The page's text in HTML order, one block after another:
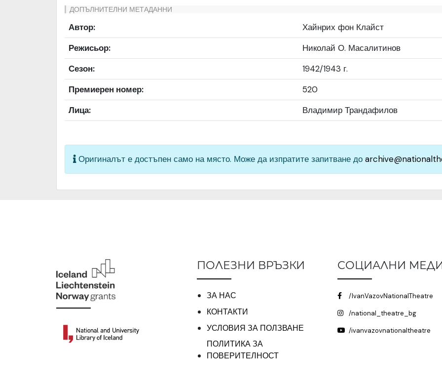
Права за ползване
Предоставяща страна
България
Качество на изображението
Средно
Институция
Народен театър „Иван Вазов“, гр. София, България
ДОПЪЛНИТЕЛНИ МЕТАДАННИ
Автор:
Хайнрих фон Клайст
Режисьор:
Николай О. Масалитинов
Сезон:
1942/1943 г.
Премиерен номер:
520
Лица:
Владимир Трандафилов
Оригиналът е достъпен само на място. Може да изпратите запитване до
ПОЛЕЗНИ ВРЪЗКИ
ЗА НАС
КОНТАКТИ
УСЛОВИЯ ЗА ПОЛЗВАНЕ
ПОЛИТИКА ЗА
ПОВЕРИТЕЛНОСТ
СОЦИАЛНИ
/IvanVazovNationalTheatre
/national_theatre_bg
/ivanvazovnationaltheatre